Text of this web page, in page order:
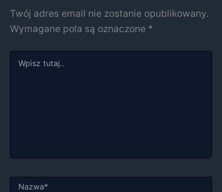
Twój adres email nie zostanie opublikowany.
Wymagane pola są oznaczone *
tutaj..